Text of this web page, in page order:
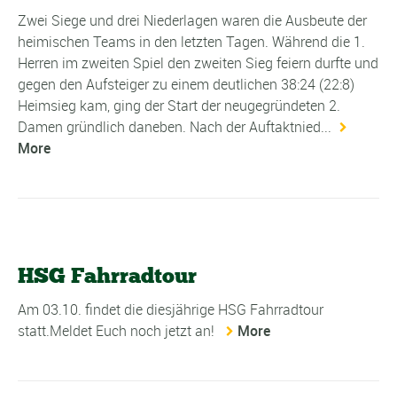
Zwei Siege und drei Niederlagen waren die Ausbeute der
heimischen Teams in den letzten Tagen. Während die 1.
Herren im zweiten Spiel den zweiten Sieg feiern durfte und
gegen den Aufsteiger zu einem deutlichen 38:24 (22:8)
Heimsieg kam, ging der Start der neugegründeten 2.
Damen gründlich daneben. Nach der Auftaktnied...
More
HSG Fahrradtour
Am 03.10. findet die diesjährige HSG Fahrradtour
statt.Meldet Euch noch jetzt an!
More